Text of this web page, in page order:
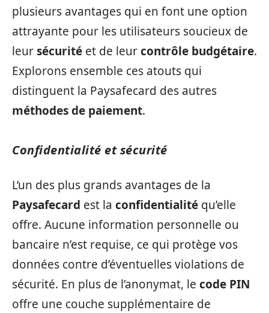
plusieurs avantages qui en font une option
attrayante pour les utilisateurs soucieux de
leursécurité et de leurcontrôle budgétaire.
Explorons ensemble ces atouts qui
distinguent la Paysafecard des autres
méthodes de paiement.
Confidentialité et sécurité
L’un des plus grands avantages de la
Paysafecard est la confidentialité qu’elle
offre. Aucune information personnelle ou
bancaire n’est requise, ce qui protège vos
données contre d’éventuelles violations de
sécurité. En plus de l’anonymat, le code PIN
offre une couche supplémentaire de